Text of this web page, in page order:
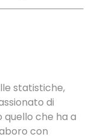
statistiche,
di
che ha a
con